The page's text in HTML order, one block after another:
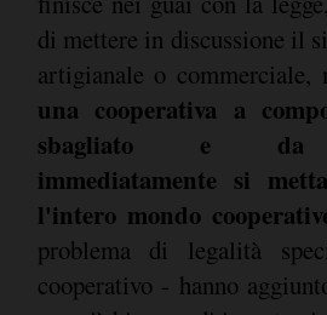
di mettere in discussione il
artigianale o commerciale,
una cooperativa a
sbagliato e da
immediatamente si
l'intero mondo
problema di legalità
cooperativo - hanno